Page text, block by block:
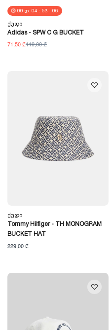
00 Დ. 04 : 53 : 05
Ქუდი
Adidas - SPW C G BUCKET
71,50 ₾119,00 ₾
Ქუდი
Tommy Hilfiger - TH MONOGRAM
BUCKET HAT
229,00 ₾